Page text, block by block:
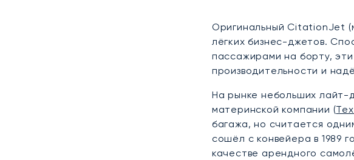
Оригинальный CitationJet
лёгких бизнес-джетов.
пассажирами на борту,
производительности и
На рынке небольших лайт-
материнской компании (
багажа, но считается
сошёл с конвейера в 1989
качестве арендного